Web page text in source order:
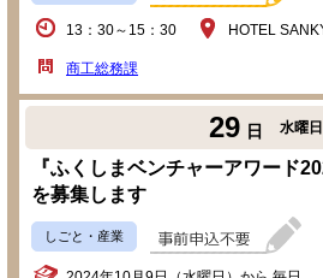
13：30～15：30 HOTEL
商工総務課
29 日 水曜日
『ふくしまベンチャーアワード
を募集します
しごと・産業